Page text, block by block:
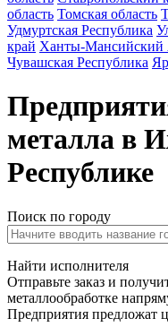
область Томская область
Удмуртская Республика
край Ханты-
Чувашская Республика
металла в
Республике
Поиск по городу
Найти исполнителя
Отправьте заказ и
металлообработке
Предприятия предложат